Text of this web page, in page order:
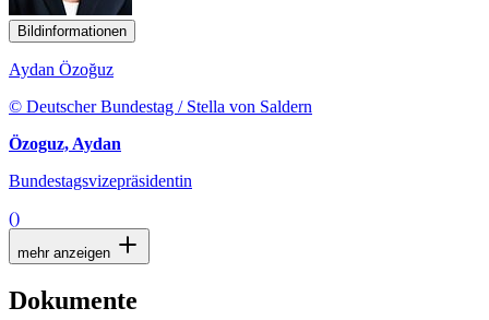
Bildinformationen
Aydan Özoğuz
© Deutscher Bundestag / Stella von Saldern
Özoguz, Aydan
Bundestagsvizepräsidentin
()
mehr anzeigen
Dokumente